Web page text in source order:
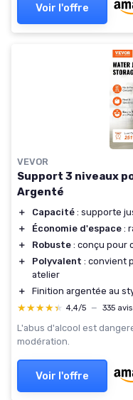
Voir l'offre
VEVOR
Support 3 niveaux
Argenté
＋ Capacité : supporte
＋
Économie d'espace :
＋
Robuste : conçu pour
＋
Polyvalent : convient
atelier
＋
Finition argentée au
★★★★★
★★★★★ 4,4/5 — 335 avis
L'abus d'alcool est
modération.
Voir l'offre